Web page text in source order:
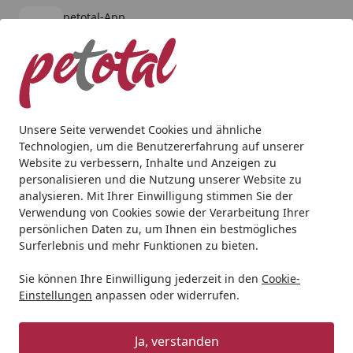
Unsere Seite verwendet Cookies und ähnliche
Technologien, um die Benutzererfahrung auf unserer
Website zu verbessern, Inhalte und Anzeigen zu
personalisieren und die Nutzung unserer Website zu
analysieren. Mit Ihrer Einwilligung stimmen Sie der
Verwendung von Cookies sowie der Verarbeitung Ihrer
persönlichen Daten zu, um Ihnen ein bestmögliches
Surferlebnis und mehr Funktionen zu bieten.
Sie können Ihre Einwilligung jederzeit in den Cookie-
Einstellungen anpassen oder widerrufen.
Ja, verstanden
petotal-App
kostenlos - Im App Store
Alle Produkte
Mein Konto
Suchen
Startseite
Katze Katzennassfutter WOW Cat Saucen-Menü mit
WOW Cat Saucen-Menü mit
Filetstückchen - Katzenassfutter
Lachs in Sauce Cat